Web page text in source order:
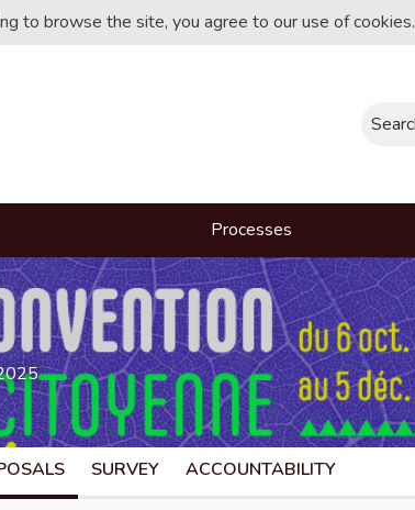
to browse the site, you agree to our use of cookies.
Search
Processes
SURVEY ACCOUNTABILITY